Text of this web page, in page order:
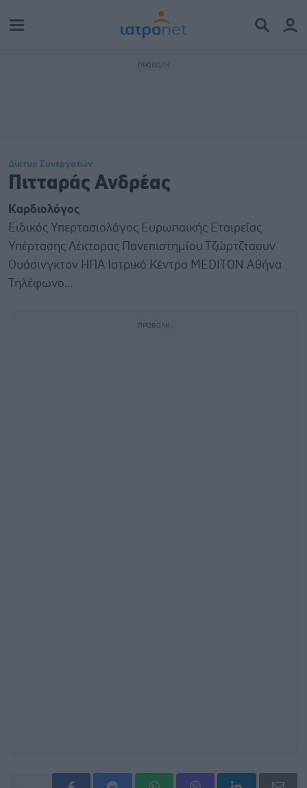
Δίκτυο Συνεργατών
Πιτταράς Ανδρέας
Καρδιολόγος
Ειδικός Υπερτασιολόγος Ευρωπαικής Εταιρείας
Υπέρτασης Λέκτορας Πανεπιστημίου Τζώρτζταουν
Ουάσινγκτον ΗΠΑ Ιατρικό Κέντρο MEDITON Αθήνα
Τηλέφωνο...